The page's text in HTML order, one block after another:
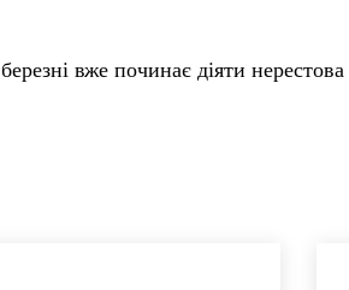
вже починає діяти нерестова